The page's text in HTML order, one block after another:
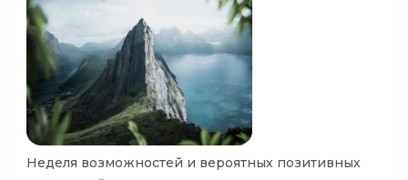
Неделя возможностей и вероятных позитивных